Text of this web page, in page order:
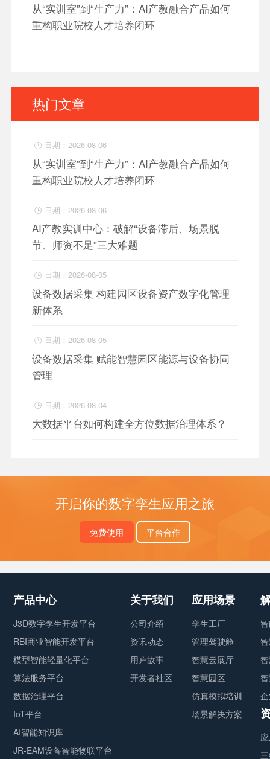
从“实训室”到“生产力”：AI产教融合产品如何
重构职业院校人才培养闭环
热门文章
 日期：2026-08-06
从“实训室”到“生产力”：AI产教融合产品如何
重构职业院校人才培养闭环
 日期：2026-08-06
AI产教实训中心：破解“设备滞后、场景脱
节、师资不足”三大难题
 日期：2026-08-05
设备数据采集 构建园区设备资产数字化管理
新体系
 日期：2026-08-05
设备数据采集 赋能智慧园区能源与设备协同
管理
 日期：2026-08-04
大数据平台如何构建全方位数据治理体系？
开启你的数字孪生应用之旅
免费使用 平台合作
产品中心
J3D数字孪生开发平台
RBI商业智能开发平台
模型智能轻量化平台
算法服务平台
数据治理平台
IoT平台
AI智能知识库
JR-EAM设备智能物联平台
关于我们
公司介绍
资讯动态
用户故事
开发者社区
应用场景
孪生工厂
管理驾驶舱
智慧云展厅
智慧园区
仿真模拟培训
场景解决方案